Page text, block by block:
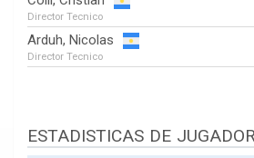
Director Tecnico
Arduh, Nicolas
Director Tecnico
ESTADISTICAS DE